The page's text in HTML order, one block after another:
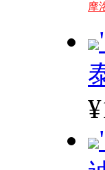
摩